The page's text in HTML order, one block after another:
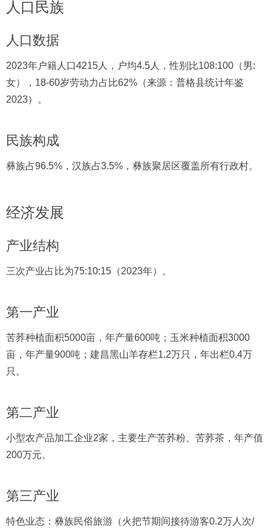
人口民族
人口数据
2023年户籍人口4215人，户均4.5人，性别比108:100（男:
女），18-60岁劳动力占比62%（来源：普格县统计年鉴
2023）。
民族构成
彝族占96.5%，汉族占3.5%，彝族聚居区覆盖所有行政村。
经济发展
产业结构
三次产业占比为75:10:15（2023年）。
第一产业
苦荞种植面积5000亩，年产量600吨；玉米种植面积3000
亩，年产量900吨；建昌黑山羊存栏1.2万只，年出栏0.4万
只。
第二产业
小型农产品加工企业2家，主要生产苦荞粉、苦荞茶，年产值
200万元。
第三产业
特色业态：彝族民俗旅游（火把节期间接待游客0.2万人次/